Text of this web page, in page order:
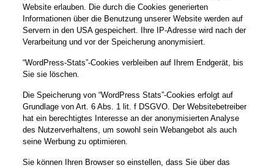
Website erlauben. Die durch die Cookies generierten
Informationen über die Benutzung unserer Website werden auf
Servern in den USA gespeichert. Ihre IP-Adresse wird nach der
Verarbeitung und vor der Speicherung anonymisiert.
“WordPress-Stats”-Cookies verbleiben auf Ihrem Endgerät, bis
Sie sie löschen.
Die Speicherung von “WordPress Stats”-Cookies erfolgt auf
Grundlage von Art. 6 Abs. 1 lit. f DSGVO. Der Websitebetreiber
hat ein berechtigtes Interesse an der anonymisierten Analyse
des Nutzerverhaltens, um sowohl sein Webangebot als auch
seine Werbung zu optimieren.
Sie können Ihren Browser so einstellen, dass Sie über das